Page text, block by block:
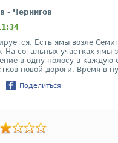
- Чернигов
Есть ямы возле
На сотальных участках ямы
в одну полосу в каждую
новой дороги. Время в
Поделиться